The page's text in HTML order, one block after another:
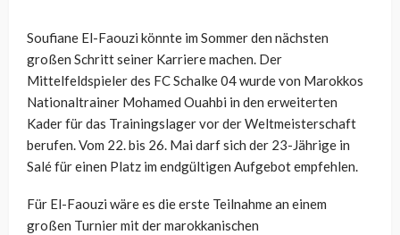
Soufiane El-Faouzi könnte im Sommer den nächsten
großen Schritt seiner Karriere machen. Der
Mittelfeldspieler des FC Schalke 04 wurde von Marokkos
Nationaltrainer Mohamed Ouahbi in den erweiterten
Kader für das Trainingslager vor der Weltmeisterschaft
berufen. Vom 22. bis 26. Mai darf sich der 23-Jährige in
Salé für einen Platz im endgültigen Aufgebot empfehlen.
Für El-Faouzi wäre es die erste Teilnahme an einem
großen Turnier mit der marokkanischen